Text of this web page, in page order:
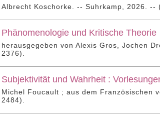
Albrecht Koschorke. -- Suhrkamp, 2026. --
Phänomenologie und Kritische Theorie
herausgegeben von Alexis Gros, Jochen
2376).
Subjektivität und Wahrheit :
Michel Foucault ; aus dem Französischen
2484).